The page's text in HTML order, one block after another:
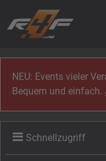
NEU: Events vieler
Bequem und einfach.
Schnellzugriff